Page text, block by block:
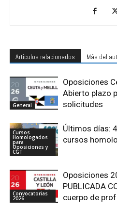
Artículos relacionados Más del
General
Oposiciones
Abierto plazo
solicitudes
Cursos
Homologados
para
Oposiciones y
CGT
Últimos días:
cursos
Convocatorias
2026
Oposiciones
PUBLICADA
cuerpo de